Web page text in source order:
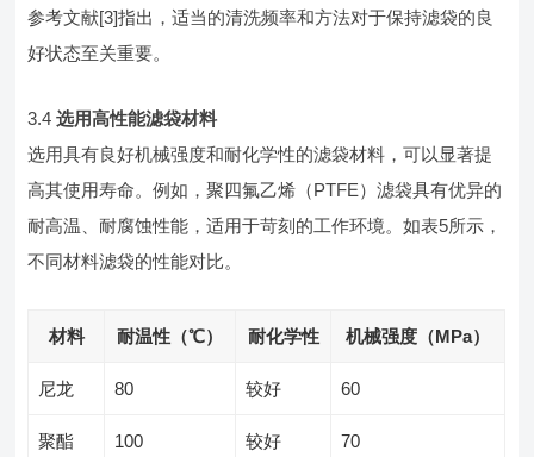
参考文献[3]指出，适当的清洗频率和方法对于保持滤袋的良
好状态至关重要。
3.4选用高性能滤袋材料
选用具有良好机械强度和耐化学性的滤袋材料，可以显著提
高其使用寿命。例如，聚四氟乙烯（PTFE）滤袋具有优异的
耐高温、耐腐蚀性能，适用于苛刻的工作环境。如表5所示，
不同材料滤袋的性能对比。
材料 耐温性（℃） 耐化学性 机械强度（MPa）
尼龙 80 较好 60
聚酯 100 较好 70